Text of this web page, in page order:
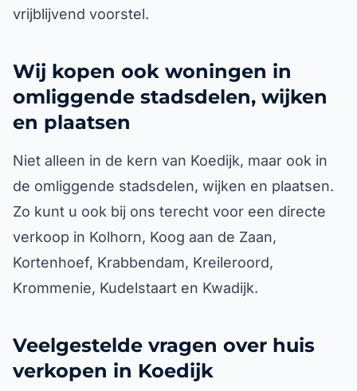
vrijblijvend voorstel.
Wij kopen ook woningen in
omliggende stadsdelen, wijken
en plaatsen
Niet alleen in de kern van Koedijk, maar ook in
de omliggende stadsdelen, wijken en plaatsen.
Zo kunt u ook bij ons terecht voor een directe
verkoop in Kolhorn, Koog aan de Zaan,
Kortenhoef, Krabbendam, Kreileroord,
Krommenie, Kudelstaart en Kwadijk.
Veelgestelde vragen over huis
verkopen in Koedijk